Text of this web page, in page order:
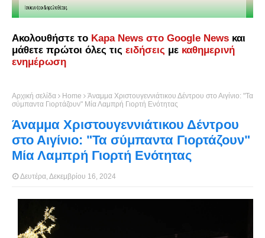
Ακολουθήστε το Kapa News στο Google News και
μάθετε πρώτοι όλες τις ειδήσεις με καθημερινή
ενημέρωση
Αρχική σελίδα Home
Άναμμα Χριστουγεννιάτικου Δέντρου στο Αιγίνιο: "Τα
σύμπαντα Γιορτάζουν" Μία Λαμπρή Γιορτή Ενότητας
Άναμμα Χριστουγεννιάτικου Δέντρου
στο Αιγίνιο: "Τα σύμπαντα Γιορτάζουν"
Μία Λαμπρή Γιορτή Ενότητας
Δευτέρα, Δεκεμβρίου 16, 2024